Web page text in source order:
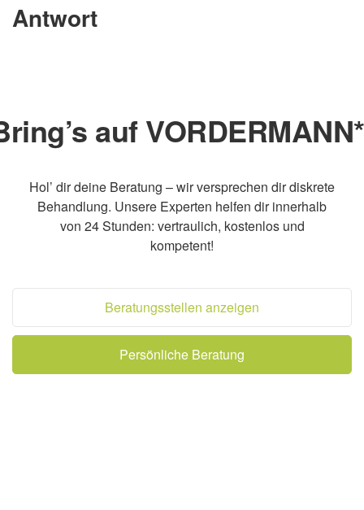
Antwort
auf
Hol’ dir deine Beratung – wir versprechen dir diskrete
Behandlung. Unsere Experten helfen dir innerhalb
von 24 Stunden: vertraulich, kostenlos und
kompetent!
Beratungsstellen anzeigen
Persönliche Beratung